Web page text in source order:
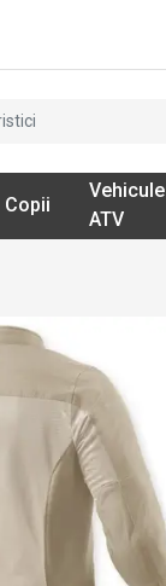
Copii
Vehicule
ATV